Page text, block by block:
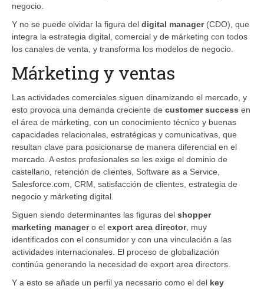
negocio.
Y no se puede olvidar la figura del digital manager(CDO), que
integra la estrategia digital, comercial y de márketing con todos
los canales de venta, y transforma los modelos de negocio.
Márketing y ventas
Las actividades comerciales siguen dinamizando el mercado, y
esto provoca una demanda creciente de customer success en
el área de márketing, con un conocimiento técnico y buenas
capacidades relacionales, estratégicas y comunicativas, que
resultan clave para posicionarse de manera diferencial en el
mercado. A estos profesionales se les exige el dominio de
castellano, retención de clientes, Software as a Service,
Salesforce.com, CRM, satisfacción de clientes, estrategia de
negocio y márketing digital.
Siguen siendo determinantes las figuras del shopper
marketing managero el export area director, muy
identificados con el consumidor y con una vinculación a las
actividades internacionales. El proceso de globalización
continúa generando la necesidad de export area directors.
Y a esto se añade un perfil ya necesario como el del key